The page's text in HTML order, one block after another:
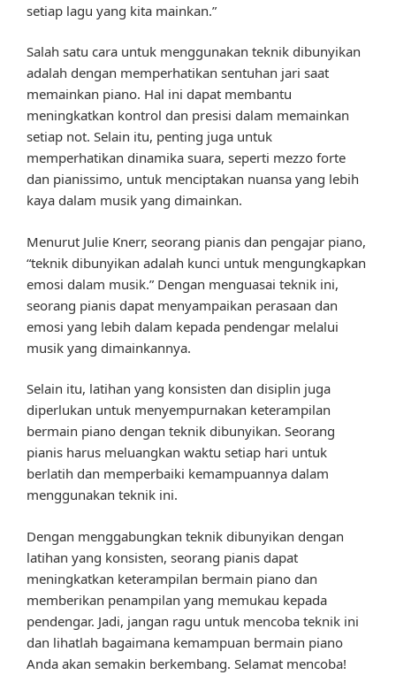
setiap lagu yang kita mainkan.”
Salah satu cara untuk menggunakan teknik dibunyikan
adalah dengan memperhatikan sentuhan jari saat
memainkan piano. Hal ini dapat membantu
meningkatkan kontrol dan presisi dalam memainkan
setiap not. Selain itu, penting juga untuk
memperhatikan dinamika suara, seperti mezzo forte
dan pianissimo, untuk menciptakan nuansa yang lebih
kaya dalam musik yang dimainkan.
Menurut Julie Knerr, seorang pianis dan pengajar piano,
“teknik dibunyikan adalah kunci untuk mengungkapkan
emosi dalam musik.” Dengan menguasai teknik ini,
seorang pianis dapat menyampaikan perasaan dan
emosi yang lebih dalam kepada pendengar melalui
musik yang dimainkannya.
Selain itu, latihan yang konsisten dan disiplin juga
diperlukan untuk menyempurnakan keterampilan
bermain piano dengan teknik dibunyikan. Seorang
pianis harus meluangkan waktu setiap hari untuk
berlatih dan memperbaiki kemampuannya dalam
menggunakan teknik ini.
Dengan menggabungkan teknik dibunyikan dengan
latihan yang konsisten, seorang pianis dapat
meningkatkan keterampilan bermain piano dan
memberikan penampilan yang memukau kepada
pendengar. Jadi, jangan ragu untuk mencoba teknik ini
dan lihatlah bagaimana kemampuan bermain piano
Anda akan semakin berkembang. Selamat mencoba!